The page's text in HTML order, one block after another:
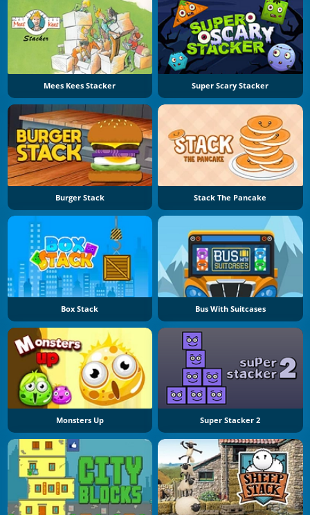
Mees Kees Stacker Super Scary Stacker
Burger Stack Stack The Pancake
Box Stack Bus With Suitcases
Monsters Up Super Stacker 2